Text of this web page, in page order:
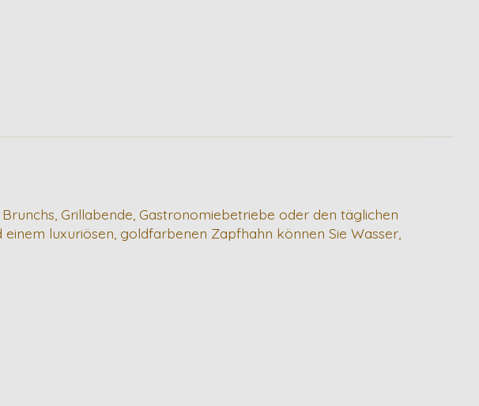
Grillabende, Gastronomiebetriebe oder den täglichen
luxuriösen, goldfarbenen Zapfhahn können Sie Wasser,